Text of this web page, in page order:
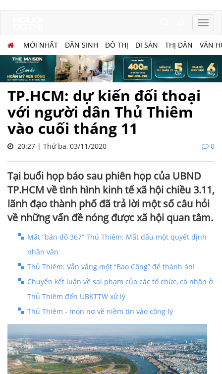
MỚI NHẤT DÂN SINH ĐÔ THỊ DI SẢN THỊ DÂN VĂN
TP.HCM: dự kiến đối thoại
với người dân Thủ Thiêm
vào cuối tháng 11
20:27 | Thứ ba, 03/11/2020 0
Tại buổi họp báo sau phiên họp của UBND
TP.HCM về tình hình kinh tế xã hội chiều 3.11,
lãnh đạo thành phố đã trả lời một số câu hỏi
về những vấn đề nóng được xã hội quan tâm.
Mất “bản đồ 367” Thủ Thiêm: Mất dấu một quyết định
nhân văn
Thủ Thiêm: Vẫn vắng một “Bao Công” để thành án!
Chuyển kết luận về sai phạm của các tổ chức, cá nhân ở
Thủ Thiêm đến UBKTTW xử lý
Thủ Thiêm - món nợ về niềm tin vào công lý